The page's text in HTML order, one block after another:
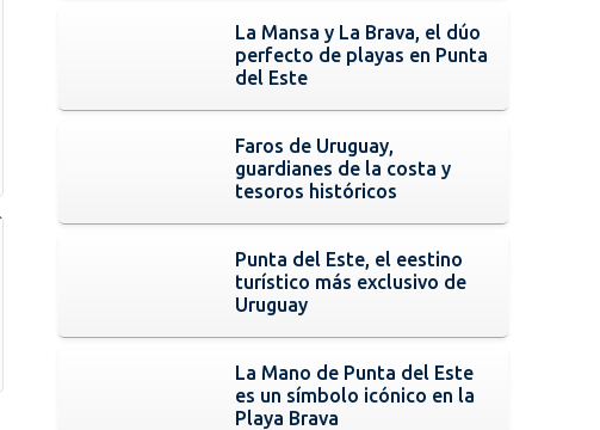
La Mansa y La Brava, el dúo
perfecto de playas en Punta
del Este
Faros de Uruguay,
guardianes de la costa y
tesoros históricos
Punta del Este, el eestino
turístico más exclusivo de
Uruguay
La Mano de Punta del Este
es un símbolo icónico en la
Playa Brava